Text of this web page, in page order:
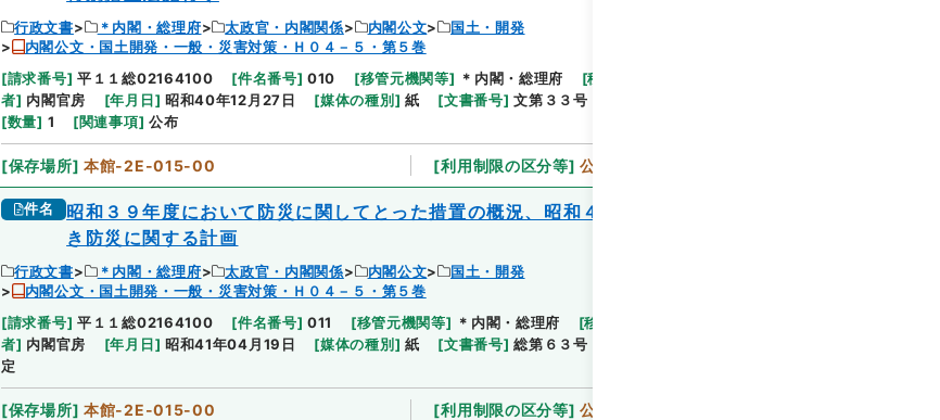
行政文書 ＊内閣・総理府 太政官・内閣関係 内閣公文
国土・開発
内閣公文・国土開発・一般・災害対策・Ｈ０４－５・第５巻
[請求番号] 平１１総02164100 [件名番号] 010 [移管元機関等] ＊内閣・総理府 [移管等年度
者] 内閣官房 [年月日] 昭和40年12月27日 [媒体の種別 ] 紙 [文書番号] 文第３３号
[数量] 1 [関連事項] 公布
[保存場所] 本館-2E-015-00 [利用制限の区分等] 公開
件名
昭和３９年度において防災に関してとった措置の概況、昭和４１年度において実施すべ
き防災に関する計画
行政文書 ＊内閣・総理府 太政官・内閣関係 内閣公文
国土・開発
内閣公文・国土開発・一般・災害対策・Ｈ０４－５・第５巻
[請求番号] 平１１総02164100 [件名番号] 011 [移管元機関等] ＊内閣・総理府 [移管等年度
者] 内閣官房 [年月日] 昭和41年04月19日 [媒体の種別 ] 紙 [文書番号] 総第６３号
定
[保存場所] 本館-2E-015-00 [利用制限の区分等] 公開